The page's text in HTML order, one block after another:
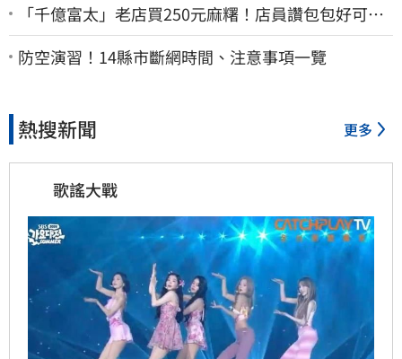
「千億富太」老店買250元麻糬！店員讚包包好可
愛 笑回：我自己做的
防空演習！14縣市斷網時間、注意事項一覽
熱搜新聞 更多
歌謠大戰